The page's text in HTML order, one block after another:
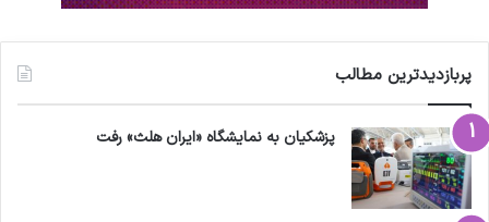
پربازدیدترین مطالب
پزشکیان به نمایشگاه «ایران هلث» رفت